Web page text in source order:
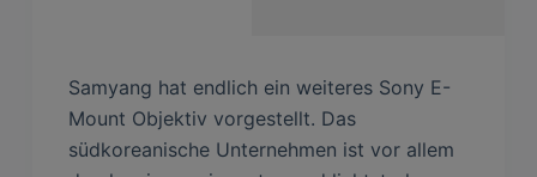
Samyang hat endlich ein weiteres Sony E-
Mount Objektiv vorgestellt. Das
südkoreanische Unternehmen ist vor allem